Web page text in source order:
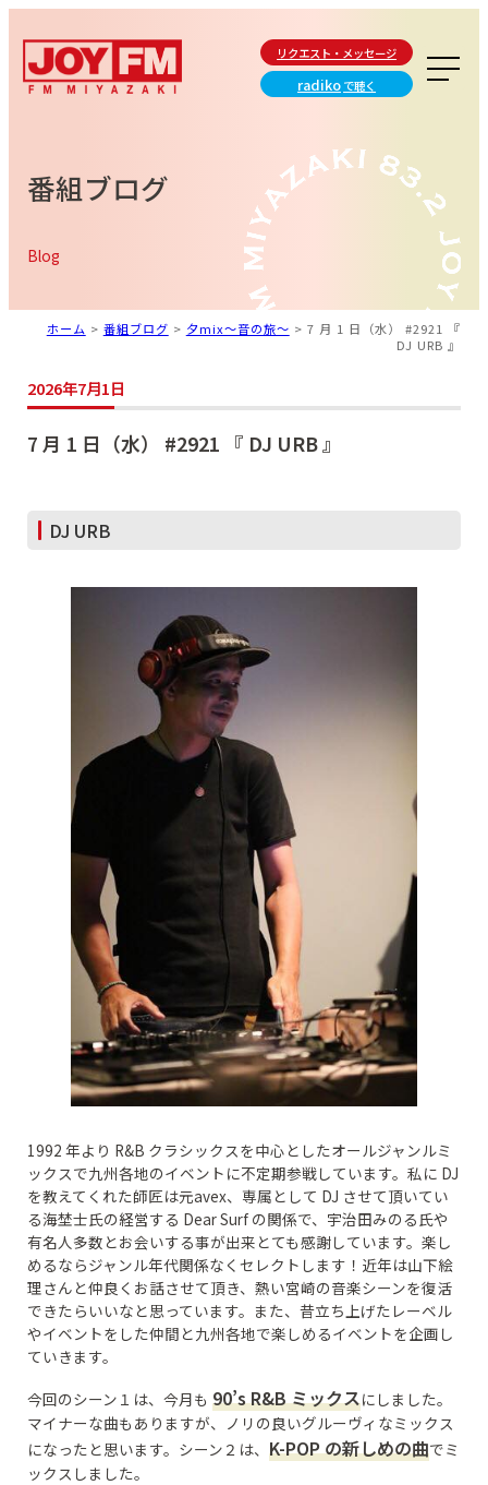
リクエスト・メッセージ
radiko で聴く
番組ブログ
Blog
ホーム > 番組ブログ > 夕mix～音の旅～ > 7 月 1 日（水） #2921 『
DJ URB 』
2026年7月1日
7 月 1 日（水） #2921 『 DJ URB 』
DJ URB
1992 年より R&B クラシックスを中心としたオールジャンルミ
ックスで九州各地のイベントに不定期参戦しています。私に DJ
を教えてくれた師匠は元avex、専属として DJ させて頂いてい
る海埜士氏の経営する Dear Surf の関係で、宇治田みのる氏や
有名人多数とお会いする事が出来とても感謝しています。楽し
めるならジャンル年代関係なくセレクトします！近年は山下絵
理さんと仲良くお話させて頂き、熱い宮崎の音楽シーンを復活
できたらいいなと思っています。また、昔立ち上げたレーベル
やイベントをした仲間と九州各地で楽しめるイベントを企画し
ていきます。
今回のシーン１は、今月も90’s R&B ミックスにしました。
マイナーな曲もありますが、ノリの良いグルーヴィなミックス
になったと思います。シーン２は、K-POP の新しめの曲でミ
ックスしました。